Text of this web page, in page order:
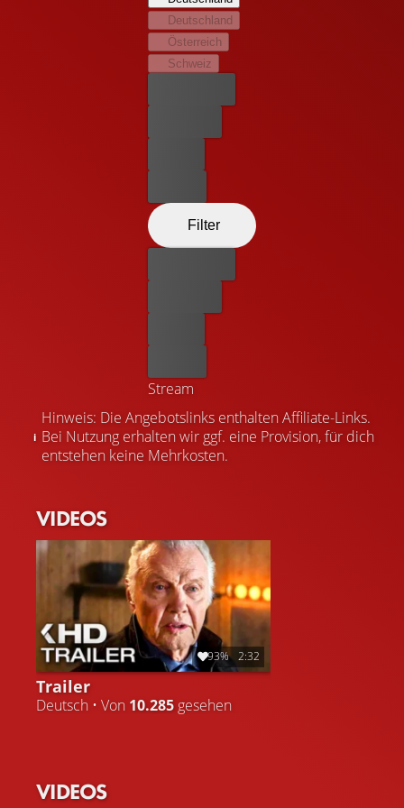
Deutschland
Österreich
Schweiz
Filter
Stream
Hinweis: Die Angebotslinks enthalten Affiliate-Links.
Bei Nutzung erhalten wir ggf. eine Provision, für dich
entstehen keine Mehrkosten.
VIDEOS
93% 2:32
Trailer
Deutsch • Von 10.285 gesehen
VIDEOS